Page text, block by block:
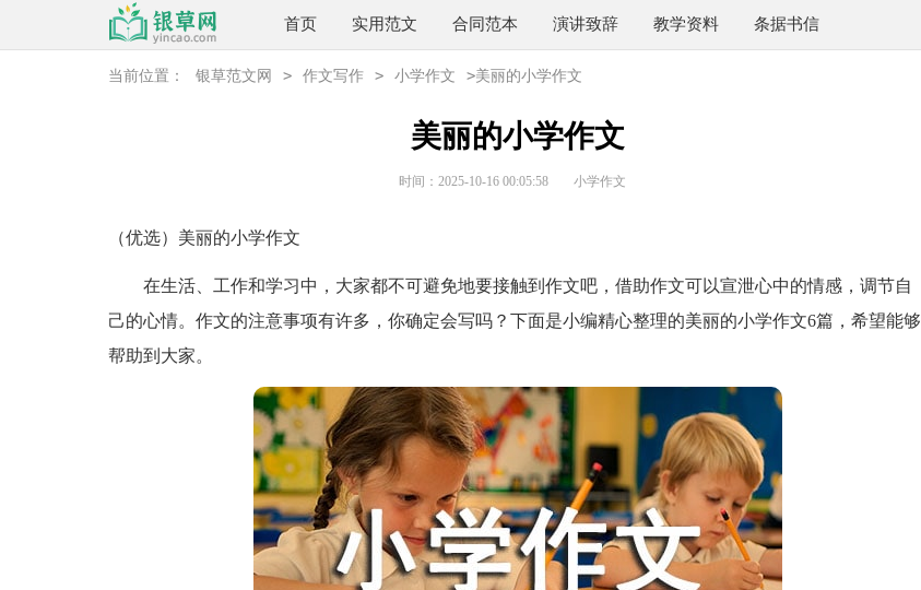
首页 实用范文 合同范本 演讲致辞 教学资料 条据书信
当前位置： 银草范文网 > 作文写作 > 小学作文 >美丽的小学作文
美丽的小学作文
时间：2025-10-16 00:05:58 小学作文
（优选）美丽的小学作文
在生活、工作和学习中，大家都不可避免地要接触到作文吧，借助作文可以宣泄心中的情感，调节自
己的心情。作文的注意事项有许多，你确定会写吗？下面是小编精心整理的美丽的小学作文6篇，希望能够
帮助到大家。